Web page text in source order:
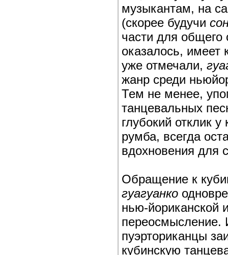
музыкантам, на
(скорее будучи
части для общего
оказалось, имеет
уже отмечали,
жанр среди
Тем не менее,
танцевальных
глубокий отклик
румба, всегда
вдохновения для
Обращение к
гуагуанко
нью-йориканской
пуэрториканцы
кубинскую